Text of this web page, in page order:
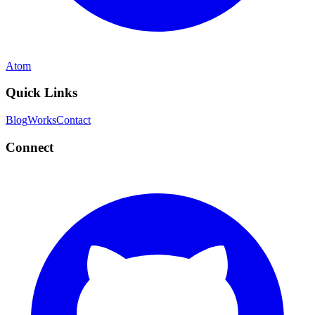
Atom
Quick Links
BlogWorksContact
Connect